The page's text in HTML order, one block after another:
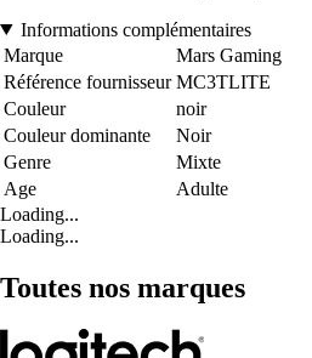
Informations complémentaires
Marque
Mars Gaming
Référence fournisseur MC3TLITE
Couleur
noir
Couleur dominante
Noir
Genre
Mixte
Age
Adulte
Loading...
Loading...
Toutes nos marques